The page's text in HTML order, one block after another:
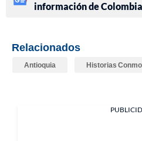
información de
Relacionados
Antioquia Historias